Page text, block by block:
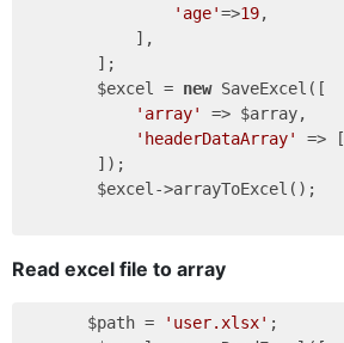
'age'=>19,
            ],
        ];
        $excel =
new SaveExcel([
'array'
=> $array,
'headerDataArray'
=> [
        ]);
        $excel->arrayToExcel();
Read excel file to array
       $path =
'user.xlsx' ;